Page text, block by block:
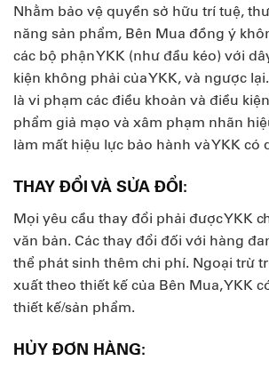
Nhằm bảo vệ quyền sở hữu trí tuệ,
năng sản phẩm, Bên Mua đồng ý
các bộ phận YKK (như đầu kéo) với
kiện không phải của YKK, và ngược
là vi phạm các điều khoản và điều
phẩm giả mạo và xâm phạm nhãn
làm mất hiệu lực bảo hành và YKK có
THAY ĐỔI VÀ SỬA ĐỔI:
Mọi yêu cầu thay đổi phải được YKK
văn bản. Các thay đổi đối với hàng
thể phát sinh thêm chi phí. Ngoại trừ
xuất theo thiết kế của Bên Mua, YKK
thiết kế/sản phẩm.
HỦY ĐƠN HÀNG: